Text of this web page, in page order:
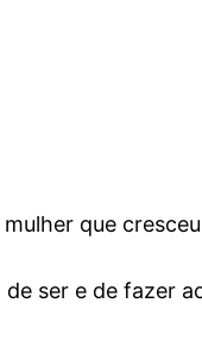
que
ser e de fazer